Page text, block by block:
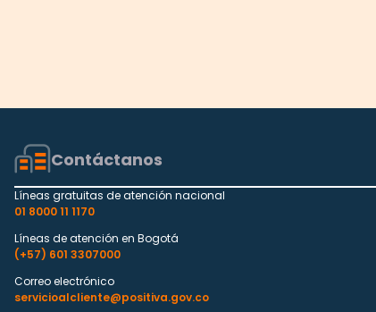
Contáctanos
Líneas gratuitas de atención nacional
01 8000 11 1170
Líneas de atención en Bogotá
(+57) 601 3307000
Correo electrónico
servicioalcliente@positiva.gov.co